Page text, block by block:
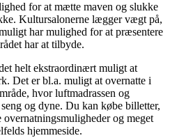
for at mætte maven og slukke
Kultursalonerne lægger vægt på,
har mulighed for at præsentere
har at tilbyde.
helt ekstraordinært muligt at
Det er bl.a. muligt at overnatte i
hvor luftmadrassen og
og dyne. Du kan købe billetter,
og meget
hjemmeside.